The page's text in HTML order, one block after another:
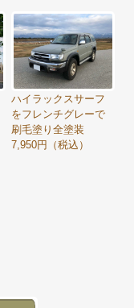
ハイラックスサーフ
をフレンチグレーで
刷毛塗り全塗装
7,950円（税込）